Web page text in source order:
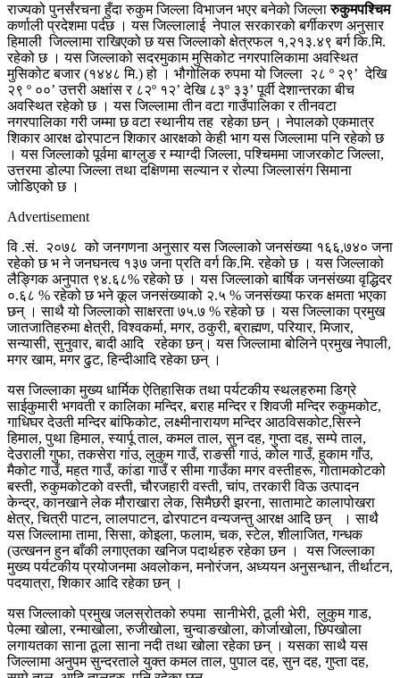
राज्यको पुनर्संरचना हुँदा रुकुम जिल्ला विभाजन भएर बनेको जिल्लारुकुमपश्चिम
कर्णाली प्रदेशमा पर्दछ । यस जिल्लालाई नेपाल सरकारको बर्गीकरण अनुसार
हिमाली जिल्लामा राखिएको छ यस जिल्लाको क्षेत्रफल १,२१३.४९ बर्ग कि.मि.
रहेको छ । यस जिल्लाको सदरमुकाम मुसिकोट नगरपालिकामा अवस्थित
मुसिकोट बजार (१४४८ मि.) हो । भौगोलिक रुपमा यो जिल्ला २८ º २९’ देखि
२९ º ००’ उत्तरी अक्षांस र ८२º १२’ देखि ८३º ३३’ पूर्वी देशान्तरका बीच
अवस्थित रहेको छ । यस जिल्लामा तीन वटा गाउँपालिका र तीनवटा
नगरपालिका गरी जम्मा छ वटा स्थानीय तह रहेका छन् । नेपालको एकमात्र
शिकार आरक्ष ढोरपाटन शिकार आरक्षको केही भाग यस जिल्लामा पनि रहेको छ
। यस जिल्लाको पूर्वमा बाग्लुङ र म्याग्दी जिल्ला, पश्चिममा जाजरकोट जिल्ला,
उत्तरमा डोल्पा जिल्ला तथा दक्षिणमा सल्यान र रोल्पा जिल्लासंग सिमाना
जोडिएको छ ।
Advertisement
वि .सं. २०७८ को जनगणना अनुसार यस जिल्लाको जनसंख्या १६६,७४० जना
रहेको छ भ ने जनघनत्व १३७ जना प्रति वर्ग कि.मि. रहेको छ । यस जिल्लाको
लैङ्गिक अनुपात ९४.६८% रहेको छ । यस जिल्लाको बार्षिक जनसंख्या वृद्धिदर
०.६८ % रहेको छ भने कूल जनसंख्याको २.५ % जनसंख्या फरक क्षमता भएका
छन् । साथै यो जिल्लाको साक्षरता ७५.७ % रहेको छ । यस जिल्लाका प्रमुख
जातजातिहरुमा क्षेत्री, विश्वकर्मा, मगर, ठकुरी, ब्राह्मण, परियार, मिजार,
सन्यासी, सुनुवार, बादी आदि रहेका छन्। यस जिल्लामा बोलिने प्रमुख नेपाली,
मगर खाम, मगर ढुट, हिन्दीआदि रहेका छन् ।
यस जिल्लाका मुख्य धार्मिक ऐतिहासिक तथा पर्यटकीय स्थलहरुमा डिग्रे
साईकुमारी भगवती र कालिका मन्दिर, बराह मन्दिर र शिवजी मन्दिर रुकुमकोट,
गाधिघर देउती मन्दिर बांफिकोट, लक्ष्मीनारायण मन्दिर आठविसकोट,सिस्ने
हिमाल, पुथा हिमाल, स्यार्पू ताल, कमल ताल, सुन दह, गुप्ता दह, सम्पे ताल,
देउराली गुफा, तकसेरा गांउ, लुकुम गाउँ, राङसी गाउं, कोल गाउँ, हुकाम गाँउ,
मैकोट गाउँ, महत गाउँ, कांडा गाउँ र सीमा गाउँका मगर वस्तीहरू, गोतामकोटको
बस्ती, रुकुमकोटको वस्ती, चौरजहारी वस्ती, चांप, तरकारी विऊ उत्पादन
केन्द्र, कानखाने लेक मौराखारा लेक, सिमैछरी झरना, सातामाटे कालापोखरा
क्षेत्र, चित्री पाटन, लालपाटन, ढोरपाटन वन्यजन्तु आरक्ष आदि छन् । साथै
यस जिल्लामा तामा, सिसा, कोइला, फलाम, चक, स्टेल, शीलाजित, गन्धक
(उत्खनन हुन बाँकी लगाएतका खनिज पदार्थहरु रहेका छन । यस जिल्लाका
मुख्य पर्यटकीय प्रयोजनमा अवलोकन, मनोरंजन, अध्ययन अनुसन्धान, तीर्थाटन,
पदयात्रा, शिकार आदि रहेका छन् ।
यस जिल्लाको प्रमुख जलस्रोतको रुपमा सानीभेरी, ठूली भेरी, लुकुम गाड,
पेल्मा खोला, रन्माखोला, रुजीखोला, चुन्वाङखोला, कोर्जाखोला, छिपखोला
लगायतका साना ठूला साना नदी तथा खोला रहेका छन् । यसका साथै यस
जिल्लामा अनुपम सुन्दरताले युक्त कमल ताल, पुपाल दह, सुन दह, गुप्ता दह,